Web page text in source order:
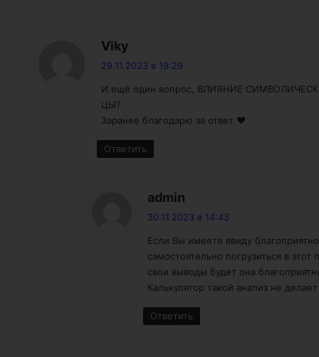
Viky
29.11.2023 в 19:29
И ещё один вопрос, ВЛИЯНИЕ
ЦЫ?
Заранее благодарю за ответ ❤️
Ответить
admin
30.11.2023 в 14:43
Если Вы имеете ввиду
самостоятельно погрузиться в
свои выводы будет она
Калькулятор такой анализ не
Ответить